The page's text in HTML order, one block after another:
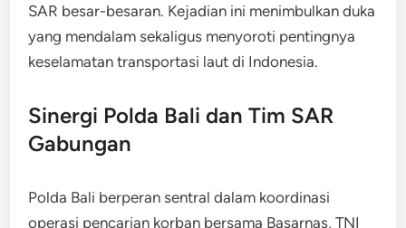
SAR besar-besaran. Kejadian ini menimbulkan duka
yang mendalam sekaligus menyoroti pentingnya
keselamatan transportasi laut di Indonesia.
Sinergi Polda Bali dan Tim SAR
Gabungan
Polda Bali berperan sentral dalam koordinasi
operasi pencarian korban bersama Basarnas, TNI